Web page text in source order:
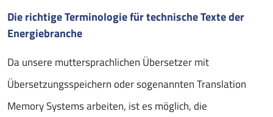
Die richtige Terminologie für technische Texte der
Energiebranche
Da unsere muttersprachlichen Übersetzer mit
Übersetzungsspeichern oder sogenannten Translation
Memory Systems arbeiten, ist es möglich, die